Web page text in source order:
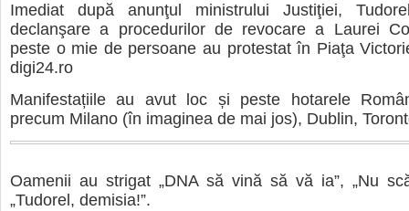
Imediat după anunţul ministrului Justiţiei,
declanşare a procedurilor de revocare a Laurei
peste o mie de persoane au protestat în Piaţa
digi24.ro
Manifestațiile au avut loc și peste hotarele
precum Milano (în imaginea de mai jos), Dublin,
Oamenii au strigat „DNA să vină să vă ia”, „Nu
„Tudorel, demisia!”.